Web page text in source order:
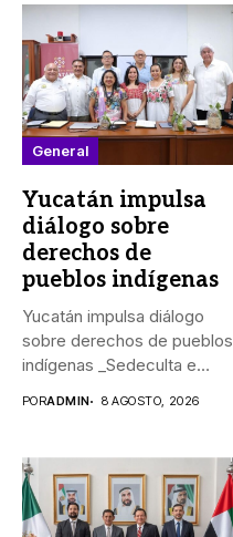
General
Yucatán impulsa
diálogo sobre
derechos de
pueblos indígenas
Yucatán impulsa diálogo
sobre derechos de pueblos
indígenas _Sedeculta e
PORADMIN 8 AGOSTO, 2026